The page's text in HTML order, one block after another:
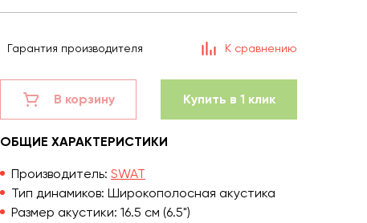
Гарантия производителя К сравнению
В корзину Купить в 1 клик
ОБЩИЕ ХАРАКТЕРИСТИКИ
Производитель: SWAT
Тип динамиков: Широкополосная акустика
Размер акустики: 16.5 см (6.5")